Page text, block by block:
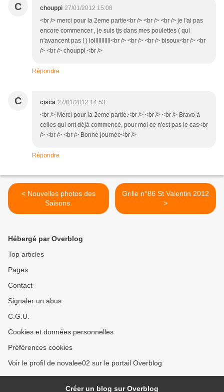
C chouppi 27/01/2012 15:08
<br /> merci pour la 2eme partie<br /> <br /> <br /> je l'ai pas
encore commencer , je suis tjs dans mes poulettes ( qui
n'avancent pas ! ) lolllllllllll<br /> <br /> <br /> bisoux<br /> <br
/> <br /> chouppi <br />
Répondre
C cisca 27/01/2012 14:53
<br /> Merci pour la 2eme partie.<br /> <br /> <br /> Bravo à
celles qui ont déjà commencé, pour moi ce n'est pas le cas<br
/> <br /> <br /> Bonne journée<br />
Répondre
< Nouvelles photos des
Saisons.
Grille n°86 St Valentin 2012
>
Hébergé par Overblog
Top articles
Pages
Contact
Signaler un abus
C.G.U.
Cookies et données personnelles
Préférences cookies
Voir le profil de novalee02 sur le portail Overblog
Créer un blog sur Overblog